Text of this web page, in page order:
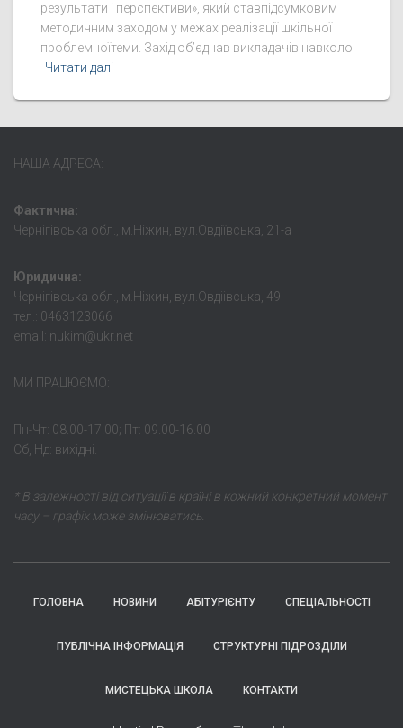
результати і перспективи», який ставпідсумковим
методичним заходом у межах реалізації шкільної
проблемноїтеми. Захід об’єднав викладачів навколо
Читати далі
НАША АДРЕСА:
Фактична:
Чернігівська обл., м.Ніжин, вул.Овдіївська, 21-а
Юридична:
Чернігівська обл., м.Ніжин, вул.Овдіівська, 49
тел.: 0463123066
email: nukim@ukr.net
МИ ПРАЦЮЄМО:
Пн-Чт: 08.00-17.00; Пт: 09.00-16.00
Сб, Нд: вихідні.
* В залежності від ситуації в країні в кожний конкретний момент
часу – графік може змінюватись.
ГОЛОВНА НОВИНИ АБІТУРІЄНТУ СПЕЦІАЛЬНОСТІ
ПУБЛІЧНА ІНФОРМАЦІЯ СТРУКТУРНІ ПІДРОЗДІЛИ
МИСТЕЦЬКА ШКОЛА КОНТАКТИ